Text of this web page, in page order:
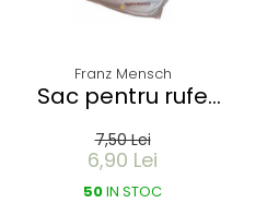
Franz Mensch
Sac pentru rufe
in apa - 60 litri -
66x84 cm / 17 my
7,50 Lei
6,90 Lei
50IN STOC